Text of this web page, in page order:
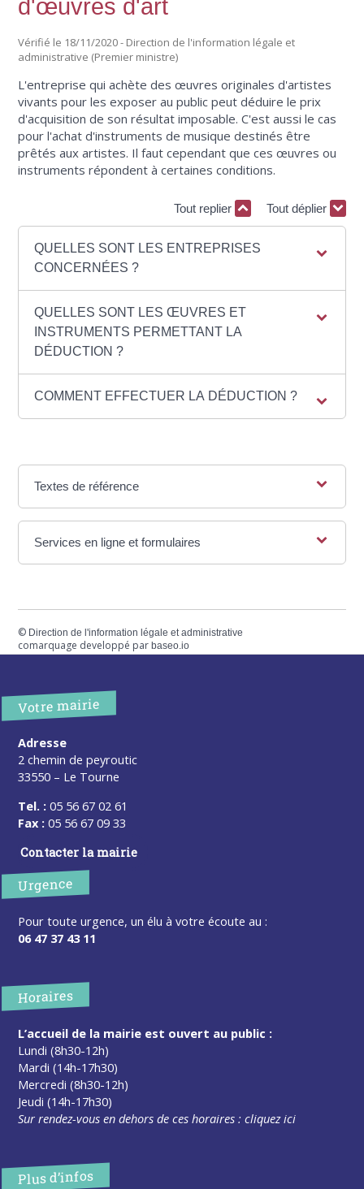
d'œuvres d'art
Vérifié le 18/11/2020 - Direction de l'information légale et
administrative (Premier ministre)
L'entreprise qui achète des œuvres originales d'artistes
vivants pour les exposer au public peut déduire le prix
d'acquisition de son résultat imposable. C'est aussi le cas
pour l'achat d'instruments de musique destinés être
prêtés aux artistes. Il faut cependant que ces œuvres ou
instruments répondent à certaines conditions.
Tout replier Tout déplier
QUELLES SONT LES ENTREPRISES
CONCERNÉES ?
QUELLES SONT LES ŒUVRES ET
INSTRUMENTS PERMETTANT LA
DÉDUCTION ?
COMMENT EFFECTUER LA DÉDUCTION ?
Textes de référence
Services en ligne et formulaires
© Direction de l'information légale et administrative
comarquage developpé parbaseo.io
Votre mairie
Adresse
2 chemin de peyroutic
33550 – Le Tourne
Tel. : 05 56 67 02 61
Fax : 05 56 67 09 33
Contacter la mairie
Urgence
Pour toute urgence, un élu à votre écoute au :
06 47 37 43 11
Horaires
L’accueil de la mairie est ouvert au public :
Lundi (8h30-12h)
Mardi (14h-17h30)
Mercredi (8h30-12h)
Jeudi (14h-17h30)
Sur rendez-vous en dehors de ces horaires :cliquez ici
Plus d’infos